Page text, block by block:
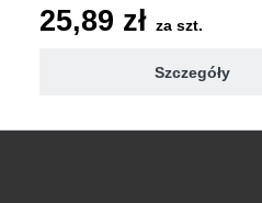
25,89 zł za szt.
Szczegóły